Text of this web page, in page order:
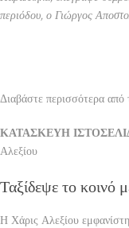
περιόδου, ο Γιώργος
Διαβάστε περισσότερα από
ΚΑΤΑΣΚΕΥΗ
Αλεξίου
Ταξίδεψε το κοινό
Η Χάρις Αλεξίου